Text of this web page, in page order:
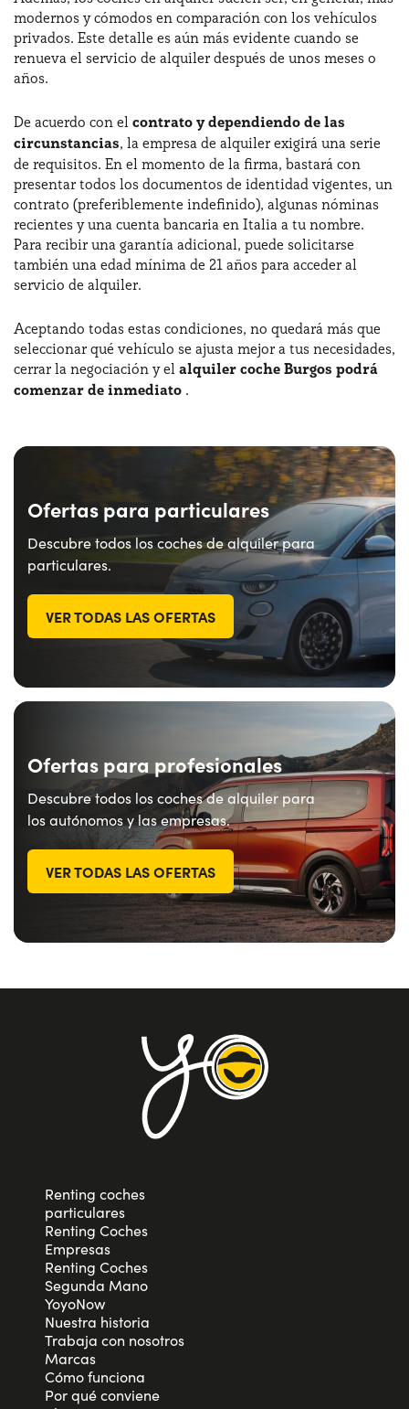
modernos y cómodos en comparación con los vehículos
privados. Este detalle es aún más evidente cuando se
renueva el servicio de alquiler después de unos meses o
años.
De acuerdo con el contrato y dependiendo de las
circunstancias, la empresa de alquiler exigirá una serie
de requisitos. En el momento de la firma, bastará con
presentar todos los documentos de identidad vigentes, un
contrato (preferiblemente indefinido), algunas nóminas
recientes y una cuenta bancaria en Italia a tu nombre.
Para recibir una garantía adicional, puede solicitarse
también una edad mínima de 21 años para acceder al
servicio de alquiler.
Aceptando todas estas condiciones, no quedará más que
seleccionar qué vehículo se ajusta mejor a tus necesidades,
cerrar la negociación y el alquiler coche Burgos podrá
comenzar de inmediato .
Ofertas para particulares
Descubre todos los coches de alquiler para
particulares.
VER TODAS LAS OFERTAS
Ofertas para profesionales
Descubre todos los coches de alquiler para
los autónomos y las empresas.
VER TODAS LAS OFERTAS
Renting coches
particulares
Renting Coches
Empresas
Renting Coches
Segunda Mano
YoyoNow
Nuestra historia
Trabaja con nosotros
Marcas
Cómo funciona
Por qué conviene